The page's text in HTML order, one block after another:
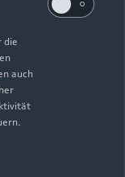
die
auch